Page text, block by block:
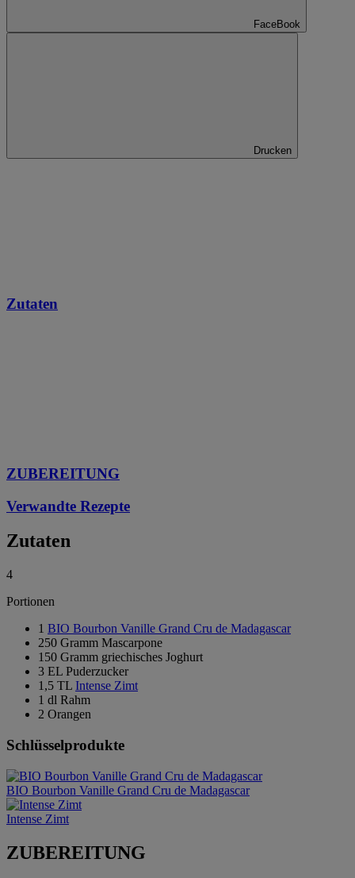
FaceBook
Drucken
Zutaten
ZUBEREITUNG
Verwandte Rezepte
Zutaten
4
Portionen
1 BIO Bourbon Vanille Grand Cru de Madagascar
250 Gramm Mascarpone
150 Gramm griechisches Joghurt
3 EL Puderzucker
1,5 TL Intense Zimt
1 dl Rahm
2 Orangen
Schlüsselprodukte
BIO Bourbon Vanille Grand Cru de Madagascar
Intense Zimt
ZUBEREITUNG